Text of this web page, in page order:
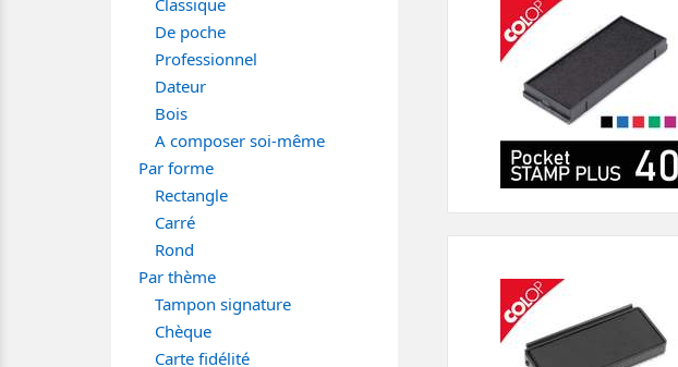
Classique
De poche
Professionnel
Dateur
Bois
A composer soi-même
Par forme
Rectangle
Carré
Rond
Par thème
Tampon signature
Chèque
Carte fidélité